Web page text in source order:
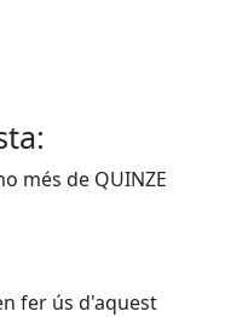
més de QUINZE
fer ús d'aquest